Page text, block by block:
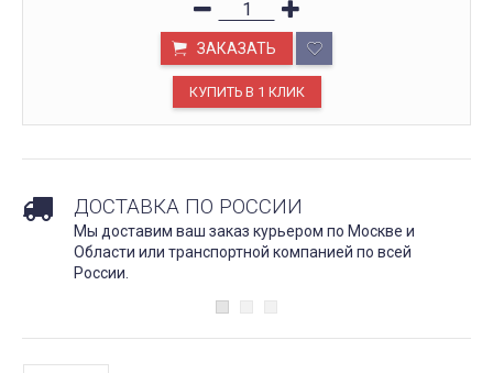
ЗАКАЗАТЬ
ДОСТАВКА ПО РОССИИ
Мы доставим ваш заказ курьером по Москве и
Области или транспортной компанией по всей
России.